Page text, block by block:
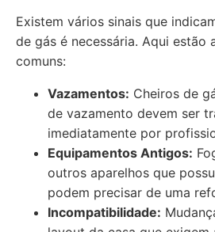
Existem vários sinais que
de gás é necessária. Aqui estão
comuns:
Vazamentos: Cheiros de
de vazamento devem ser
imediatamente por
Equipamentos Antigos:
outros aparelhos que
podem precisar de uma
Incompatibilidade: